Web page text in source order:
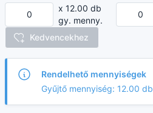
x 12.00 db
gy. menny.
Kedvencekhez
Rendelhető mennyiségek
Gyűjtő mennyiség: 12.00 db